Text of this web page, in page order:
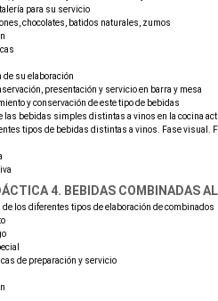
para su servicio
chocolates, batidos naturales, zumos
de su elaboración
presentación y servicio en barra y mesa
y conservación de este tipo de bebidas
las bebidas simples distintas a vinos en la cocina
tipos de bebidas distintas a vinos. Fase visual.
4. BEBIDAS COMBINADAS
los diferentes tipos de elaboración de combinados
de preparación y servicio